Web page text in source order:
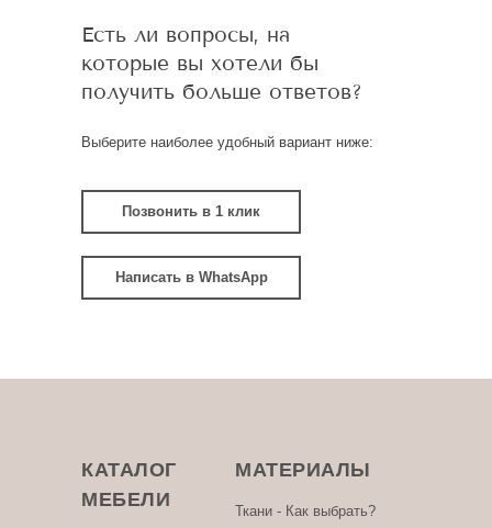
Есть ли вопросы, на
которые вы хотели бы
получить больше ответов?
Выберите наиболее удобный вариант ниже:
Написать в WhatsApp
Позвонить в 1 клик
Ткани - Как выбрать?
МАТЕРИАЛЫ
КАТАЛОГ
МЕБЕЛИ